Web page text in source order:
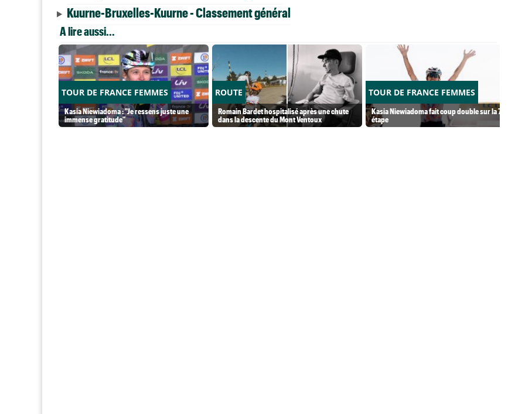
Kuurne-Bruxelles-Kuurne - Classement général
A lire aussi...
TOUR DE FRANCE FEMMES
Kasia Niewiadoma : "Je ressens juste une
immense gratitude"
ROUTE
Romain Bardet hospitalisé après une chute
dans la descente du Mont Ventoux
TOUR DE FRANCE FEMMES
Kasia Niewiadoma fait coup double sur la 7e
étape